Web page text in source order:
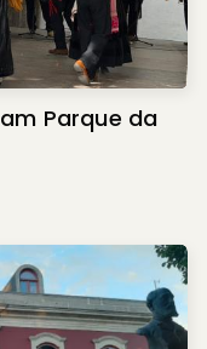
Parque da